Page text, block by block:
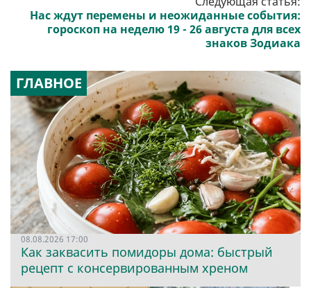
Нас ждут перемены и неожиданные события:
гороскоп на неделю 19 - 26 августа для всех
знаков Зодиака
ГЛАВНОЕ
08.08.2026 17:00
Как заквасить помидоры дома: быстрый
рецепт с консервированным хреном